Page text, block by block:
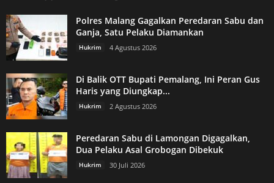
Polres Malang Gagalkan Peredaran Sabu dan
Ganja, Satu Pelaku Diamankan
Hukrim 4 Agustus 2026
Di Balik OTT Bupati Pemalang, Ini Peran Gus
Haris yang Diungkap...
Hukrim 2 Agustus 2026
Peredaran Sabu di Lamongan Digagalkan,
Dua Pelaku Asal Grobogan Dibekuk
Hukrim 30 Juli 2026